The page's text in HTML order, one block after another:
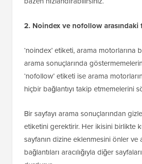
Google'ın onu arama sonuçlarından
Google'ın web sitenizi ne sıklıkla
Google Search Console'daki URL
yeniden dizine ekleme isteği için
bazen hızlandırabilirsiniz.
‘noindex’ etiketi, arama motorlarına
arama sonuçlarında
‘nofollow’ etiketi ise arama